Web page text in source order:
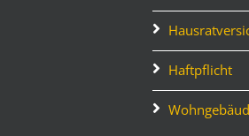
Haftpflicht